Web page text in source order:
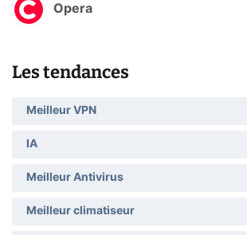
Opera
Les tendances
Meilleur VPN
IA
Meilleur Antivirus
Meilleur climatiseur